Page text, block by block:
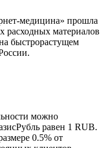
медицина» прошла
расходных материалов
быстрорастущем
можно
равен 1 RUB.
0.5% от